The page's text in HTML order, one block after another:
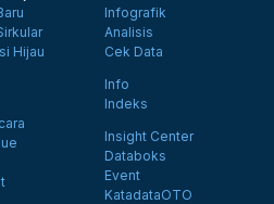
Hijau
Infografik
Analisis
Cek Data
Info
Indeks
Insight Center
Databoks
Event
KatadataOTO